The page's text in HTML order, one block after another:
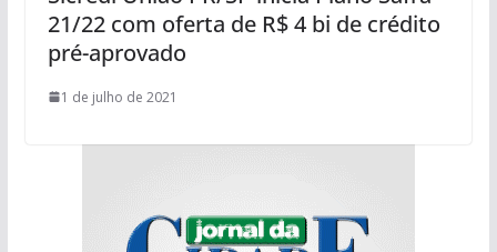
21/22 com oferta de R$ 4 bi de crédito
pré-aprovado
1 de julho de 2021